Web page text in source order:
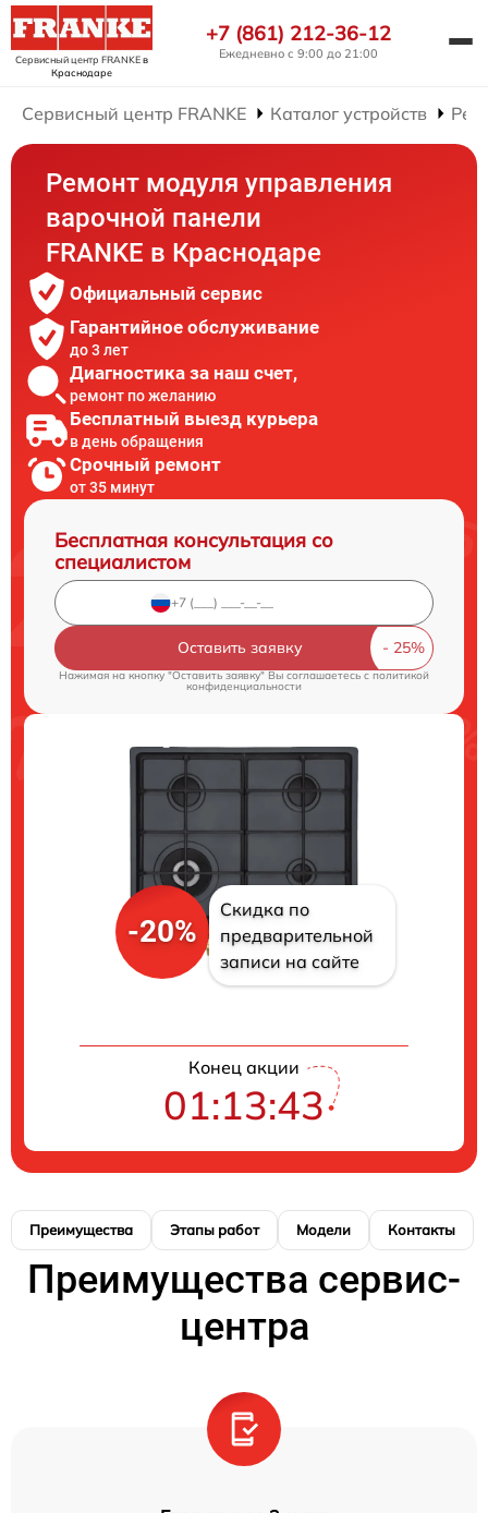
Сервисный центр FRANKEв
Краснодаре
+7 (861) 212-36-12
Ежедневно с 9:00 до 21:00
Сервисный центр FRANKE Каталог устройств
Ремонт модуля управления
варочной панели
FRANKE в Краснодаре
Официальный сервис
Гарантийное обслуживание
до 3 лет
Диагностика за наш счет,
ремонт по желанию
Бесплатный выезд курьера
в день обращения
Срочный ремонт
от 35 минут
Бесплатная консультация со
специалистом
Оставить заявку
Нажимая на кнопку "Оставить заявку" Вы соглашаетесь cполитикой
конфиденциальности
-20%
Скидка по
предварительной
записи на сайте
Конец акции
01:13:42
Преимущества Этапы работ Модели Контакты
Преимущества сервис-
центра